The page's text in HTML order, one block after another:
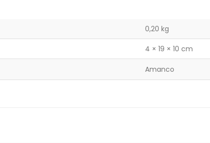
0,20 kg
4 × 19 × 10 cm
Amanco